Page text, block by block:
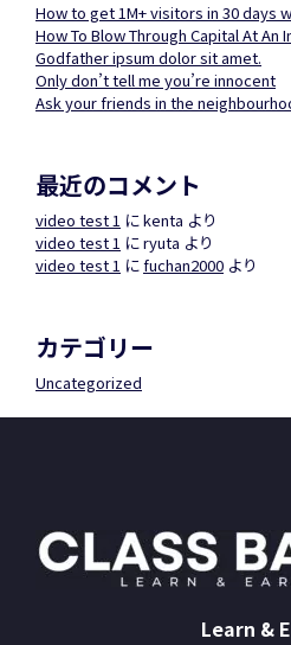
How to get 1M+ visitors in 30 days
How To Blow Through Capital At An
Godfather ipsum dolor sit amet.
Only don’t tell me you’re innocent
Ask your friends in the
最近のコメント
video test 1 にkenta より
video test 1 にryuta より
video test 1 にfuchan2000 より
カテゴリー
Uncategorized
Learn &